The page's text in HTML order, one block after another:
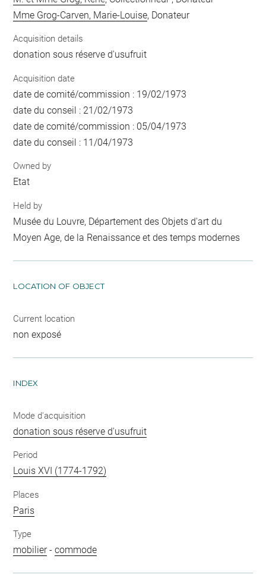
Mme Grog-Carven, Marie-Louise, Donateur
Acquisition details
donation sous réserve d'usufruit
Acquisition date
date de comité/commission : 19/02/1973
date du conseil : 21/02/1973
date de comité/commission : 05/04/1973
date du conseil : 11/04/1973
Owned by
Etat
Held by
Musée du Louvre, Département des Objets d'art du
Moyen Age, de la Renaissance et des temps modernes
LOCATION OF OBJECT
Current location
non exposé
INDEX
Mode d'acquisition
donation sous réserve d'usufruit
Period
Louis XVI (1774-1792)
Places
Paris
Type
mobilier-commode